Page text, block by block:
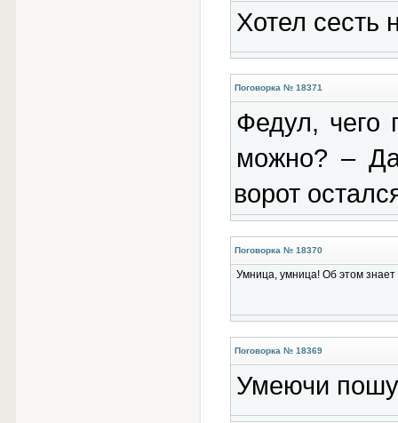
Хотел сесть
Поговорка № 18371
Федул, чего
можно? –
ворот
Поговорка № 18370
Умница, умница! Об этом знает
Поговорка № 18369
Умеючи